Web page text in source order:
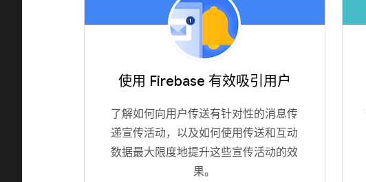
使用 Firebase 有效吸引用户
了解如何向用户传送有针对性的消息传
递宣传活动，以及如何使用传送和互动
数据最大限度地提升这些宣传活动的效
果。